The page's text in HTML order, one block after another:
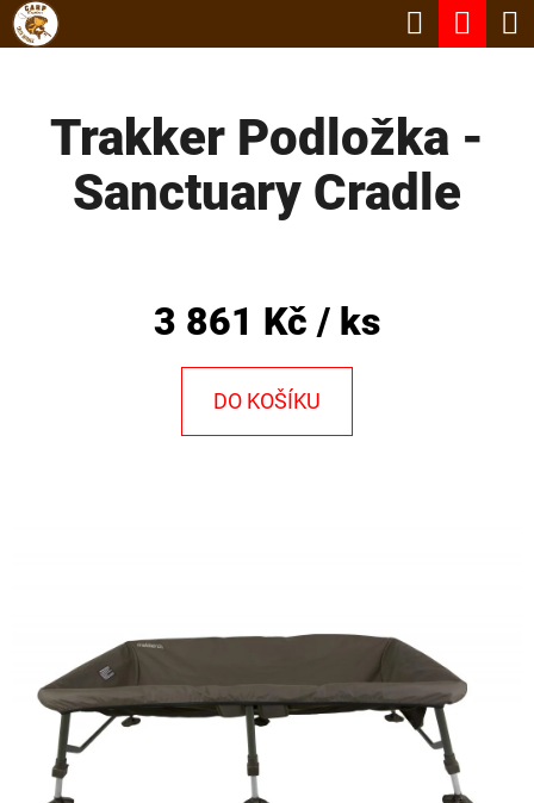
Přejít
Hledat
Trakker Podložka -
Sanctuary Cradle
3 861 Kč / ks
DO KOŠÍKU
K
O